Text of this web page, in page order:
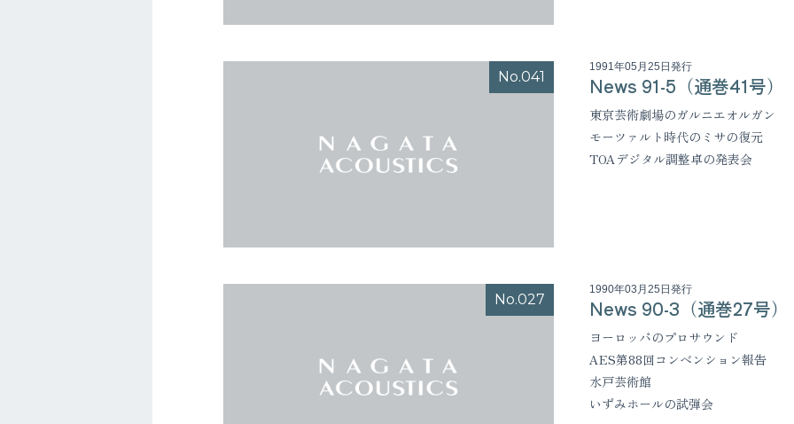
No.041
1991年05月25日発行
News 91-5（通巻41号）
東京芸術劇場のガルニエオルガン
モーツァルト時代のミサの復元
TOAデジタル調整卓の発表会
No.027
1990年03月25日発行
News 90-3（通巻27号）
ヨーロッパのプロサウンド
AES第88回コンベンション報告
水戸芸術館
いずみホールの試弾会